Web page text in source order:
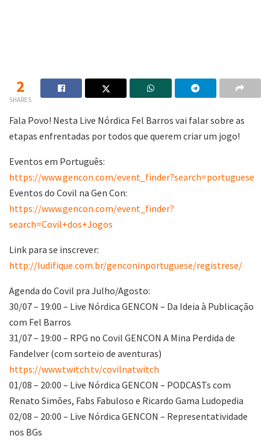
2
SHARES
Fala Povo! Nesta Live Nórdica Fel Barros vai falar sobre as
etapas enfrentadas por todos que querem criar um jogo!
Eventos em Português:
https://www.gencon.com/event_finder?search=portuguese
Eventos do Covil na Gen Con:
https://www.gencon.com/event_finder?
search=Covil+dos+Jogos
Link para se inscrever:
http://ludifique.com.br/genconinportuguese/registrese/
Agenda do Covil pra Julho/Agosto:
30/07 – 19:00 – Live Nórdica GENCON – Da Ideia à Publicação
com Fel Barros
31/07 – 19:00 – RPG no Covil GENCON A Mina Perdida de
Fandelver (com sorteio de aventuras)
https://www.twitch.tv/covilnatwitch
01/08 – 20:00 – Live Nórdica GENCON – PODCASTs com
Renato Simões, Fabs Fabuloso e Ricardo Gama Ludopedia
02/08 – 20:00 – Live Nórdica GENCON – Representatividade
nos BGs